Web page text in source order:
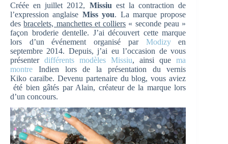
Créée en juillet 2012, Missiu est la contraction de
l’expression anglaise Miss you. La marque propose
desbracelets, manchettes et colliers « seconde peau »
façon broderie dentelle. J’ai découvert cette marque
lors d’un événement organisé parModizyen
septembre 2014. Depuis, j’ai eu l’occasion de vous
présenterdifférents modèles Missiu, ainsi quema
montre Indien lors de la présentation du vernis
Kiko caraïbe. Devenu partenaire du blog, vous aviez
été bien gâtés par Alain, créateur de la marque lors
d’un concours.